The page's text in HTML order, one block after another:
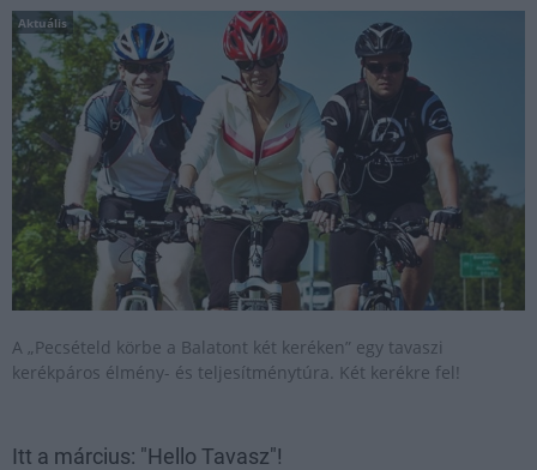
Aktuális
A „Pecsételd körbe a Balatont két keréken” egy tavaszi
kerékpáros élmény- és teljesítménytúra. Két kerékre fel!
Itt a március: "Hello Tavasz"!